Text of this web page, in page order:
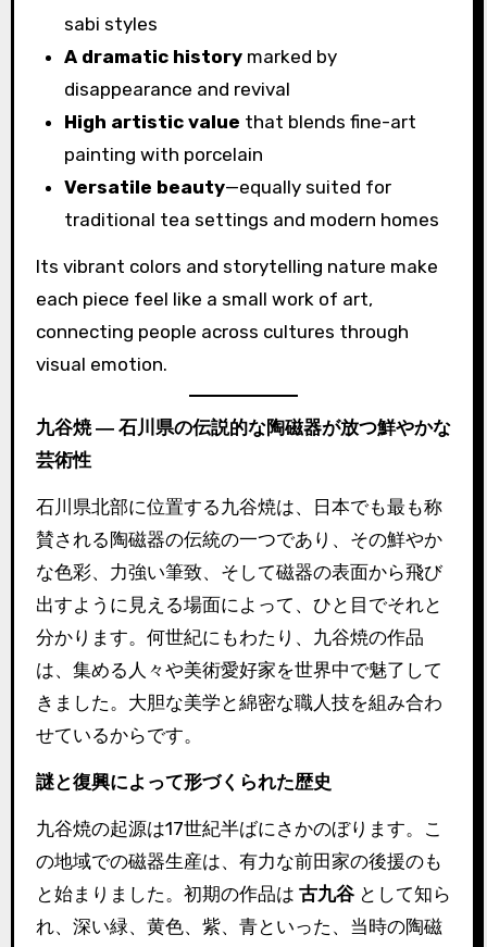
sabi styles
A dramatic historymarked by
disappearance and revival
High artistic value that blends fine-art
painting with porcelain
Versatile beauty—equally suited for
traditional tea settings and modern homes
Its vibrant colors and storytelling nature make
each piece feel like a small work of art,
connecting people across cultures through
visual emotion.
九谷焼 ― 石川県の伝説的な陶磁器が放つ鮮やかな
芸術性
石川県北部に位置する九谷焼は、日本でも最も称
賛される陶磁器の伝統の一つであり、その鮮やか
な色彩、力強い筆致、そして磁器の表面から飛び
出すように見える場面によって、ひと目でそれと
分かります。何世紀にもわたり、九谷焼の作品
は、集める人々や美術愛好家を世界中で魅了して
きました。大胆な美学と綿密な職人技を組み合わ
せているからです。
謎と復興によって形づくられた歴史
九谷焼の起源は17世紀半ばにさかのぼります。こ
の地域での磁器生産は、有力な前田家の後援のも
と始まりました。初期の作品は 古九谷として知ら
れ、深い緑、黄色、紫、青といった、当時の陶磁